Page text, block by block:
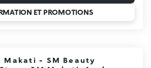
ET PROMOTIONS
Makati - SM Beauty